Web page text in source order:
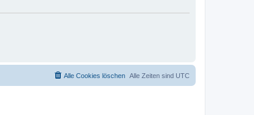
Alle Zeiten sind UTC
Alle Cookies löschen